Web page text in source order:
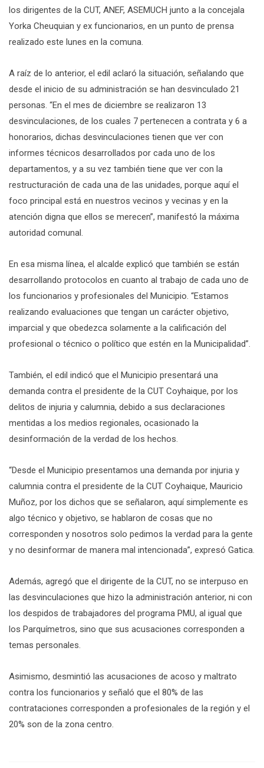
los dirigentes de la CUT, ANEF, ASEMUCH junto a la concejala
Yorka Cheuquian y ex funcionarios, en un punto de prensa
realizado este lunes en la comuna.
A raíz de lo anterior, el edil aclaró la situación, señalando que
desde el inicio de su administración se han desvinculado 21
personas. “En el mes de diciembre se realizaron 13
desvinculaciones, de los cuales 7 pertenecen a contrata y 6 a
honorarios, dichas desvinculaciones tienen que ver con
informes técnicos desarrollados por cada uno de los
departamentos, y a su vez también tiene que ver con la
restructuración de cada una de las unidades, porque aquí el
foco principal está en nuestros vecinos y vecinas y en la
atención digna que ellos se merecen”, manifestó la máxima
autoridad comunal.
En esa misma línea, el alcalde explicó que también se están
desarrollando protocolos en cuanto al trabajo de cada uno de
los funcionarios y profesionales del Municipio. “Estamos
realizando evaluaciones que tengan un carácter objetivo,
imparcial y que obedezca solamente a la calificación del
profesional o técnico o político que estén en la Municipalidad”.
También, el edil indicó que el Municipio presentará una
demanda contra el presidente de la CUT Coyhaique, por los
delitos de injuria y calumnia, debido a sus declaraciones
mentidas a los medios regionales, ocasionado la
desinformación de la verdad de los hechos.
“Desde el Municipio presentamos una demanda por injuria y
calumnia contra el presidente de la CUT Coyhaique, Mauricio
Muñoz, por los dichos que se señalaron, aquí simplemente es
algo técnico y objetivo, se hablaron de cosas que no
corresponden y nosotros solo pedimos la verdad para la gente
y no desinformar de manera mal intencionada”, expresó Gatica.
Además, agregó que el dirigente de la CUT, no se interpuso en
las desvinculaciones que hizo la administración anterior, ni con
los despidos de trabajadores del programa PMU, al igual que
los Parquímetros, sino que sus acusaciones corresponden a
temas personales.
Asimismo, desmintió las acusaciones de acoso y maltrato
contra los funcionarios y señaló que el 80% de las
contrataciones corresponden a profesionales de la región y el
20% son de la zona centro.